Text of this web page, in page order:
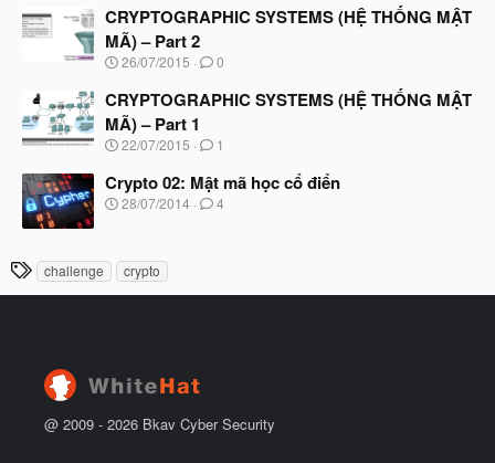
đ
ầ
u
à
y
b
ắ
đ
ầ
u
CRYPTOGRAPHIC SYSTEMS (HỆ THỐNG MẬT
MÃ) – Part 2
N
à
y
b
ắ
đ
ầ
26/07/2015 0
CRYPTOGRAPHIC SYSTEMS (HỆ THỐNG MẬT
MÃ) – Part 1
N
à
y
b
đ
ầ
22/07/2015 1
Crypto 02: Mật mã học cổ điển
N
b
28/07/2014 4
T
h
challenge crypto
@ 2009 - 2026 Bkav Cyber Security